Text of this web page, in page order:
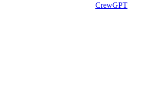
CrewGPT